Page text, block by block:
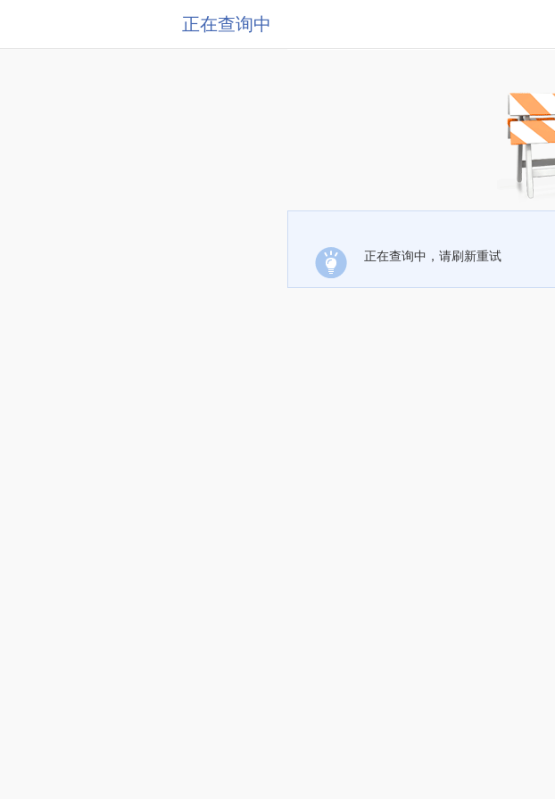
正在查询中
正在查询中，请刷新重试